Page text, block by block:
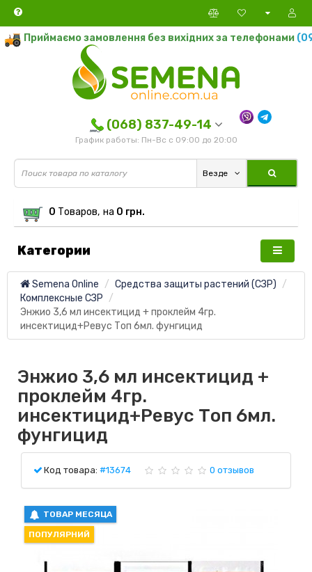
(068) 837-49-14
График работы: Пн-Вс с 09:00 до 20:00
Везде
0 Tоваров, на 0 грн.
Приймаємо замовлення без вихідних за телефонами
Категории
Semena Online
Средства защиты растений (СЗР)
Комплексные СЗР
Энжио 3,6 мл инсектицид + проклейм 4гр.
инсектицид+Ревус Топ 6мл. фунгицид
Энжио 3,6 мл инсектицид +
проклейм 4гр.
инсектицид+Ревус Топ 6мл.
фунгицид
Код товара: #13674 0 отзывов
ТОВАР МЕСЯЦА
ПОПУЛЯРНИЙ